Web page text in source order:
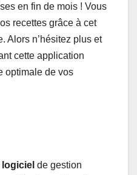
en fin de mois ! Vous
recettes grâce à cet
Alors n’hésitez plus et
cette application
optimale de vos
logiciel de gestion